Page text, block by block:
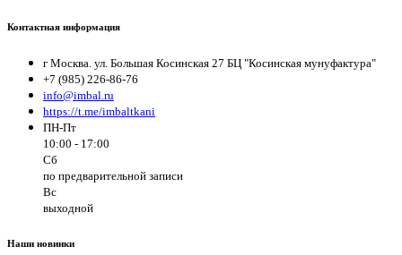
Контактная информация
г Москва. ул. Большая Косинская 27 БЦ "Косинская мунуфактура"
+7 (985) 226-86-76
info@imbal.ru
https://t.me/imbaltkani
ПН-Пт
10:00 - 17:00
Сб
по предварительной записи
Вс
выходной
Наши новинки